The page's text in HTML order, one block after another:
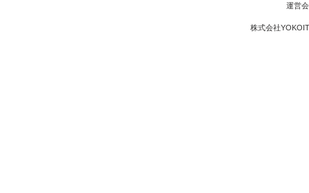
運営
株式会社